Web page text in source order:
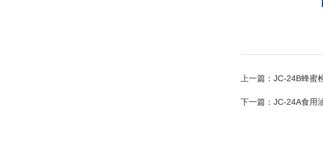
上一篇： JC-24B蜂蜜
下一篇： JC-24A食用